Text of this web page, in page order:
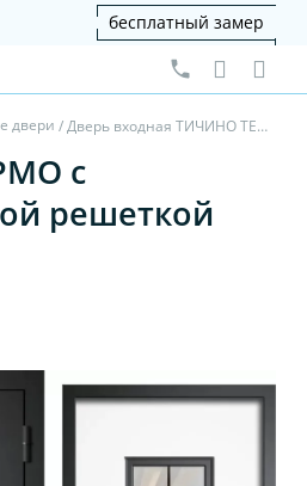
бесплатный замер
двери / Дверь входная ТИЧИНО ТЕРМО с декоративной решеткой - Муар металлик черный жемчуг/Софт айс
с
решеткой